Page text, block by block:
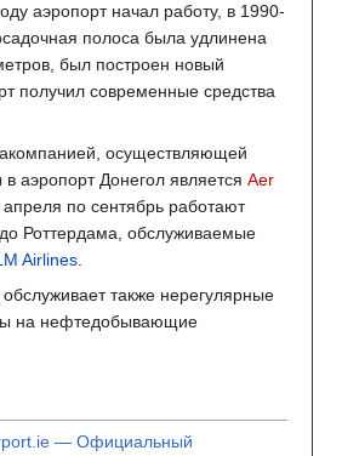
аэропорт начал работу, в 1990-
полоса была удлинена
был построен новый
получил современные средства
осуществляющей
аэропорт Донегол является Aer
по сентябрь работают
Роттердама, обслуживаемые
Airlines.
также нерегулярные
на нефтедобывающие
— Официальный